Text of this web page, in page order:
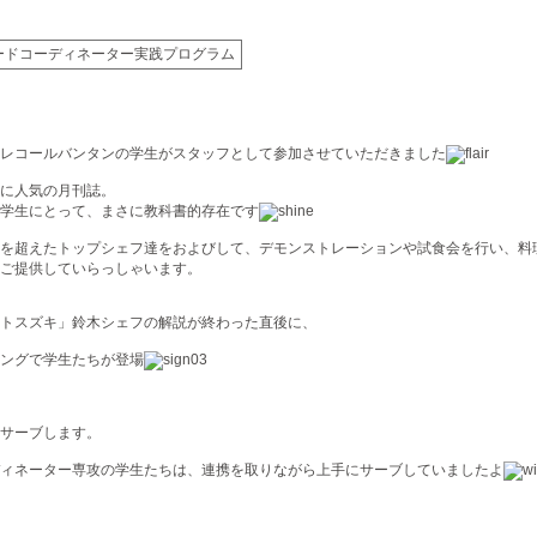
ドコーディネーター実践プログラム
コールバンタンの学生がスタッフとして参加させていただきました
人気の月刊誌。
生にとって、まさに教科書的存在です
超えたトップシェフ達をおよびして、デモンストレーションや試食会を行い、料
提供していらっしゃいます。
スズキ」鈴木シェフの解説が終わった直後に、
グで学生たちが登場
ーブします。
ネーター専攻の学生たちは、連携を取りながら上手にサーブしていましたよ